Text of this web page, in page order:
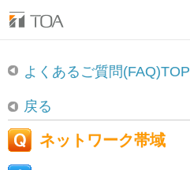
よくあるご質問(FAQ)TOP
戻る
ネットワーク帯域